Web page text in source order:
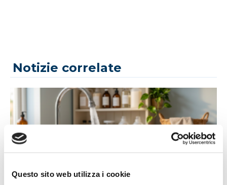
Questo sito web utilizza i cookie
Notizie correlate